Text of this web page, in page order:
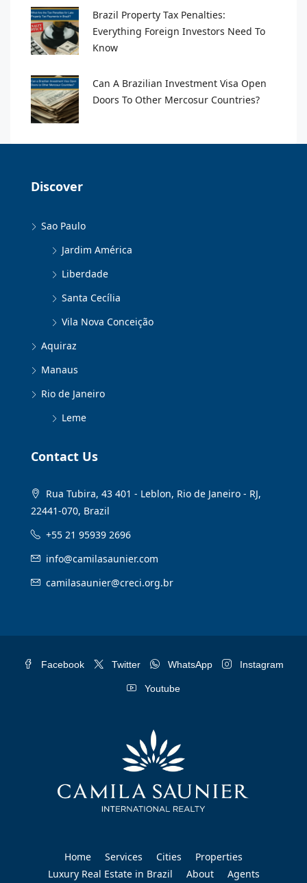
Brazil Property Tax Penalties:
Everything Foreign Investors Need To
Know
Can A Brazilian Investment Visa Open
Doors To Other Mercosur Countries?
Discover
Sao Paulo
Jardim América
Liberdade
Santa Cecília
Vila Nova Conceição
Aquiraz
Manaus
Rio de Janeiro
Leme
Contact Us
Rua Tubira, 43 401 - Leblon, Rio de Janeiro - RJ,
22441-070, Brazil
+55 21 95939 2696
info@camilasaunier.com
camilasaunier@creci.org.br
Facebook Twitter WhatsApp Instagram
Youtube
Home Services Cities
Properties
Luxury Real Estate in Brazil
About Agents